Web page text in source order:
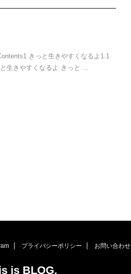
きっと生きやすくなるよ1.1
生きやすくなるよ きっと ...
プライバシーポリシー お問い合わせ
is BLOG.